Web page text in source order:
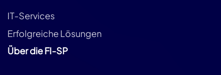
IT-Services
Erfolgreiche Lösungen
Über die FI-SP